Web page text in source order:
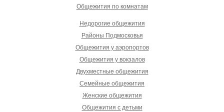
Общежития по комнатам
Недорогие общежития
Районы Подмосковья
Общежития у аэропортов
Общежития у вокзалов
Двухместные общежития
Семейные общежития
Женские общежития
Общежития с детьми